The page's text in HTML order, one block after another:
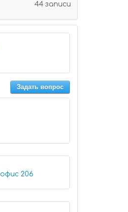
44 записи
Задать вопрос
Иркутск, улица Кожова, 20 (Октябрьский район) офис 206